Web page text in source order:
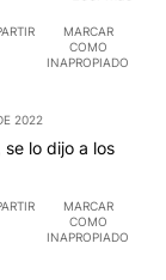
MARCAR
COMO
INAPROPIADO
2022
se lo dijo a los
MARCAR
COMO
INAPROPIADO